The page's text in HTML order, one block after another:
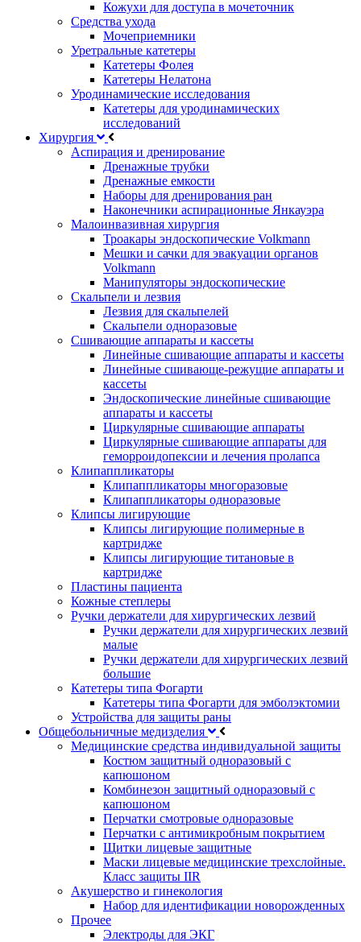
Кожухи для доступа в мочеточник
Средства ухода
Мочеприемники
Уретральные катетеры
Катетеры Фолея
Катетеры Нелатона
Уродинамические исследования
Катетеры для уродинамических
исследований
Хирургия
Аспирация и дренирование
Дренажные трубки
Дренажные емкости
Наборы для дренирования ран
Наконечники аспирационные Янкауэра
Малоинвазивная хирургия
Троакары эндоскопические Volkmann
Мешки и сачки для эвакуации органов
Volkmann
Манипуляторы эндоскопические
Скальпели и лезвия
Лезвия для скальпелей
Скальпели одноразовые
Сшивающие аппараты и кассеты
Линейные сшивающие аппараты и кассеты
Линейные сшивающе-режущие аппараты и
кассеты
Эндоскопические линейные сшивающие
аппараты и кассеты
Циркулярные сшивающие аппараты
Циркулярные сшивающие аппараты для
геморроидопексии и лечения пролапса
Клипаппликаторы
Клипаппликаторы многоразовые
Клипаппликаторы одноразовые
Клипсы лигирующие
Клипсы лигирующие полимерные в
картридже
Клипсы лигирующие титановые в
картридже
Пластины пациента
Кожные степлеры
Ручки держатели для хирургических лезвий
Ручки держатели для хирургических лезвий
малые
Ручки держатели для хирургических лезвий
большие
Катетеры типа Фогарти
Катетеры типа Фогарти для эмболэктомии
Устройства для защиты раны
Общебольничные медизделия
Медицинские средства индивидуальной защиты
Костюм защитный одноразовый с
капюшоном
Комбинезон защитный одноразовый с
капюшоном
Перчатки смотровые одноразовые
Перчатки с антимикробным покрытием
Щитки лицевые защитные
Маски лицевые медицинские трехслойные.
Класс защиты IIR
Акушерство и гинекология
Набор для идентификации новорожденных
Прочее
Электроды для ЭКГ